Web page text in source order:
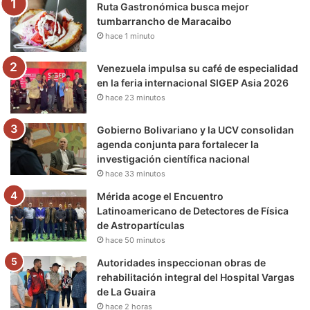
k
r
e
r
m
a
Ruta Gastronómica busca mejor
tumbarrancho de Maracaibo
hace 1 minuto
Venezuela impulsa su café de especialidad
en la feria internacional SIGEP Asia 2026
hace 23 minutos
Gobierno Bolivariano y la UCV consolidan
agenda conjunta para fortalecer la
investigación científica nacional
hace 33 minutos
Mérida acoge el Encuentro
Latinoamericano de Detectores de Física
de Astropartículas
hace 50 minutos
Autoridades inspeccionan obras de
rehabilitación integral del Hospital Vargas
de La Guaira
hace 2 horas